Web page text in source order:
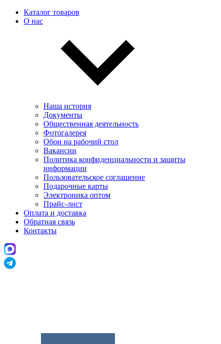
Каталог товаров
О нас
Наша история
Документы
Общественная деятельность
Фотогалерея
Обои на рабочий стол
Вакансии
Политика конфиденциальности и защиты
информации
Пользовательскоe соглашение
Подарочные карты
Электроника оптом
Прайс-лист
Оплата и доставка
Обратная связь
Контакты